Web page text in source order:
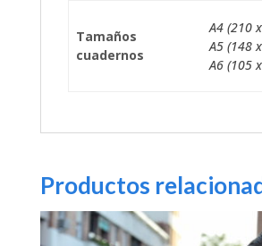
Tamaños
cuadernos
A4 (210
A5 (148
A6 (105
Productos